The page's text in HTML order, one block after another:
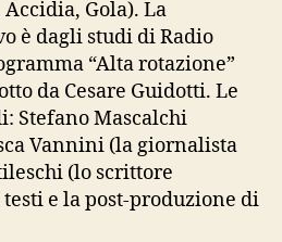
Gola). La
è dagli studi di Radio
“Alta rotazione”
da Cesare Guidotti. Le
Stefano Mascalchi
Vannini (la giornalista
(lo scrittore
e la post-produzione di